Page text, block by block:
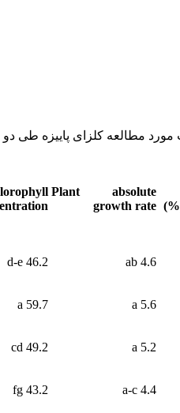
مطالعه کلزای پاییزه طی دو سال
Plant absolute
growth rate
4.6 ab
46.2 d-e
5.6 a
59.7 a
5.2 a
49.2 cd
4.4 a-c
43.2 fg